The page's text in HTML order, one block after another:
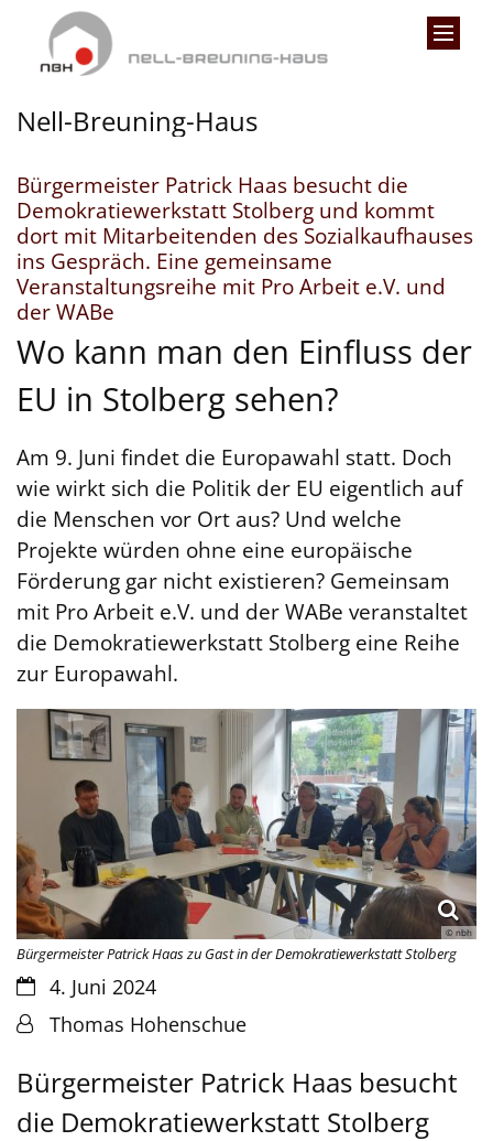
Zum Inhalt springen
Nell-Breuning-Haus
Bürgermeister Patrick Haas besucht die
Demokratiewerkstatt Stolberg und kommt
dort mit Mitarbeitenden des Sozialkaufhauses
ins Gespräch. Eine gemeinsame
Veranstaltungsreihe mit Pro Arbeit e.V. und
der WABe
Wo kann man den Einfluss der
EU in Stolberg sehen?
Am 9. Juni findet die Europawahl statt. Doch
wie wirkt sich die Politik der EU eigentlich auf
die Menschen vor Ort aus? Und welche
Projekte würden ohne eine europäische
Förderung gar nicht existieren? Gemeinsam
mit Pro Arbeit e.V. und der WABe veranstaltet
die Demokratiewerkstatt Stolberg eine Reihe
zur Europawahl.
© nbh
Bürgermeister Patrick Haas zu Gast in der Demokratiewerkstatt Stolberg
Datum:4. Juni 2024
Von:Thomas Hohenschue
Bürgermeister Patrick Haas besucht
die Demokratiewerkstatt Stolberg